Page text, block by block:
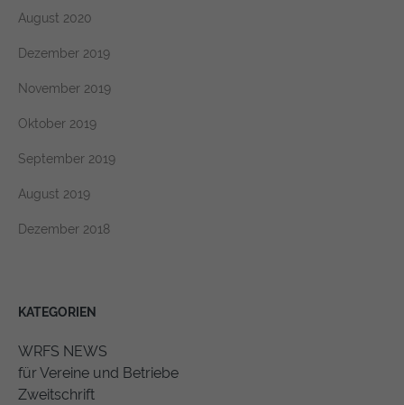
August 2020
Dezember 2019
November 2019
Oktober 2019
September 2019
August 2019
Dezember 2018
KATEGORIEN
WRFS NEWS
für Vereine und Betriebe
Zweitschrift